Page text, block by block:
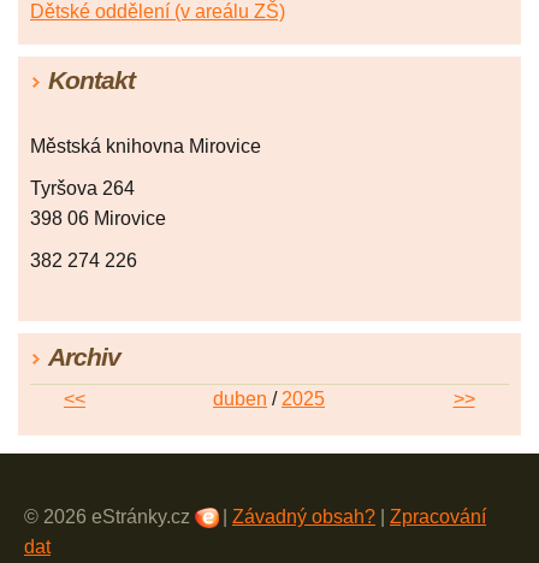
Dětské oddělení (v areálu ZŠ)
Kontakt
Městská knihovna Mirovice
Tyršova 264
398 06 Mirovice
382 274 226
Archiv
<< duben / 2025 >>
© 2026 eStránky.cz Závadný obsah?
Zpracování
dat